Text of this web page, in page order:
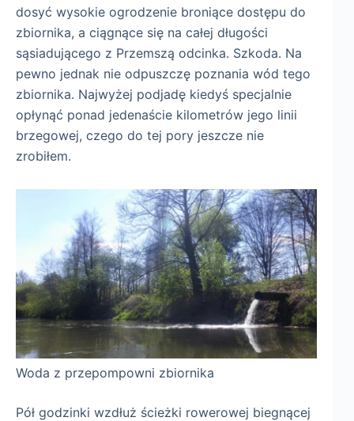
dosyć wysokie ogrodzenie broniące dostępu do
zbiornika, a ciągnące się na całej długości
sąsiadującego z Przemszą odcinka. Szkoda. Na
pewno jednak nie odpuszczę poznania wód tego
zbiornika. Najwyżej podjadę kiedyś specjalnie
opłynąć ponad jedenaście kilometrów jego linii
brzegowej, czego do tej pory jeszcze nie
zrobiłem.
Woda z przepompowni zbiornika
Pół godzinki wzdłuż ścieżki rowerowej biegnącej